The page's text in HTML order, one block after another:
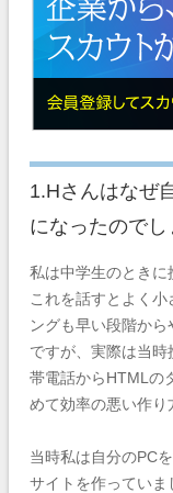
1.Hさんはなぜ
になったのでし
私は中学生のときに
これを話すとよく
ングも早い段階か
ですが、実際は当
帯電話からHTMLの
めて効率の悪い作り
当時私は自分のPC
サイトを作っていま